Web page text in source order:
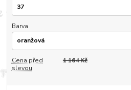
Barva
Cena před
slevou
1 164 Kč